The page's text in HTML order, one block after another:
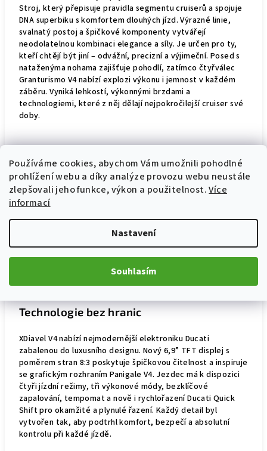
Používáme cookies, abychom Vám umožnili pohodlné
prohlížení webu a díky analýze provozu webu neustále
zlepšovali jeho funkce, výkon a použitelnost.Více
informací
Nastavení
Souhlasím
Stroj, který přepisuje pravidla segmentu cruiserů a spojuje
DNA superbiku s komfortem dlouhých jízd. Výrazné linie,
svalnatý postoj a špičkové komponenty vytvářejí
neodolatelnou kombinaci elegance a síly. Je určen pro ty,
kteří chtějí být jiní – odvážní, precizní a výjimeční. Posed s
nataženýma nohama zajišťuje pohodlí, zatímco čtyřválec
Granturismo V4 nabízí explozi výkonu i jemnost v každém
záběru. Vyniká lehkostí, výkonnými brzdami a
technologiemi, které z něj dělají nejpokročilejší cruiser své
doby.
Čtyřválcový motor Granturismo V4 v sobě kombinuje
brutální sílu s hladkým, předvídatelným chodem. Díky
zapalovací sekvenci Twin Pulse a unikátnímu výfukovému
hluboký a autentický. Deaktivační systém zadních válců
snižuje spotřebu i teplo, což zvyšuje komfort při jízdě ve
městě i na dálnici. Výjimečné servisní intervaly – kontrola
znamenají více času v sedle a méně v servisu.
Technologie bez hranic
XDiavel V4 nabízí nejmodernější elektroniku Ducati
zabalenou do luxusního designu. Nový 6,9” TFT displej s
poměrem stran 8:3 poskytuje špičkovou čitelnost a inspiruje
se grafickým rozhraním Panigale V4. Jezdec má k dispozici
čtyři jízdní režimy, tři výkonové módy, bezklíčové
zapalování, tempomat a nově i rychlořazení Ducati Quick
Shift pro okamžité a plynulé řazení. Každý detail byl
vytvořen tak, aby podtrhl komfort, bezpečí a absolutní
kontrolu při každé jízdě.